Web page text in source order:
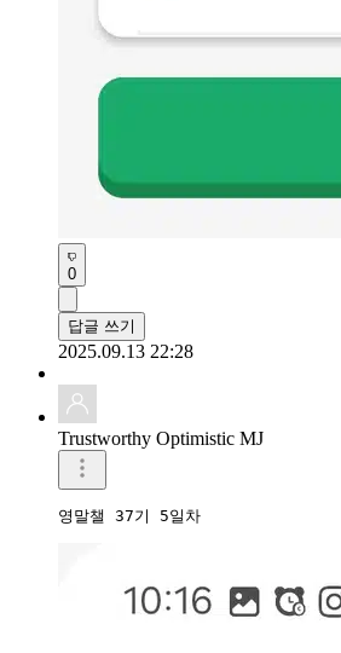
0
답글 쓰기
2025.09.13 22:28
Trustworthy Optimistic MJ
영말챌 37기 5일차